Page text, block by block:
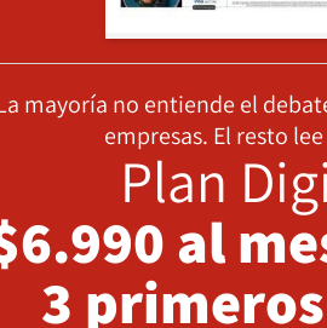
mayoría no entiende el
empresas. El resto
Plan
al
3